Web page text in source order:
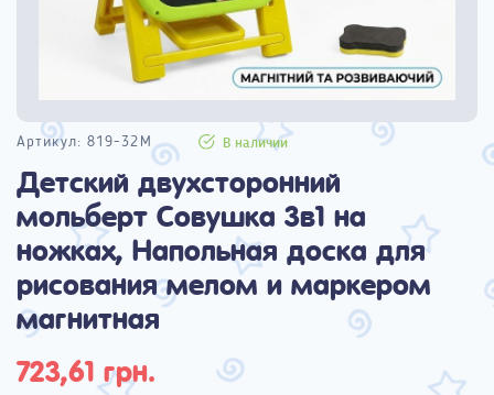
Артикул: 819-32M В наличии
Детский двухсторонний
мольберт Совушка 3в1 на
ножках, Напольная доска для
рисования мелом и маркером
магнитная
723,61 грн.